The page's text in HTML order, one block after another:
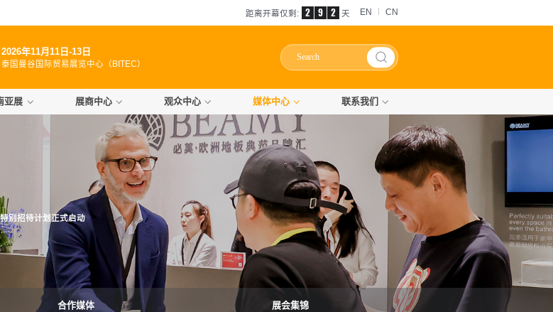
距离开幕仅剩: 2 9 2 天 EN CN
2026年11月11日-13日
泰国曼谷国际贸易展览中心（BITEC）
亚展 展商中心 观众中心 媒体中心 联系我们
别招待计划正式启动
合作媒体 展会集锦